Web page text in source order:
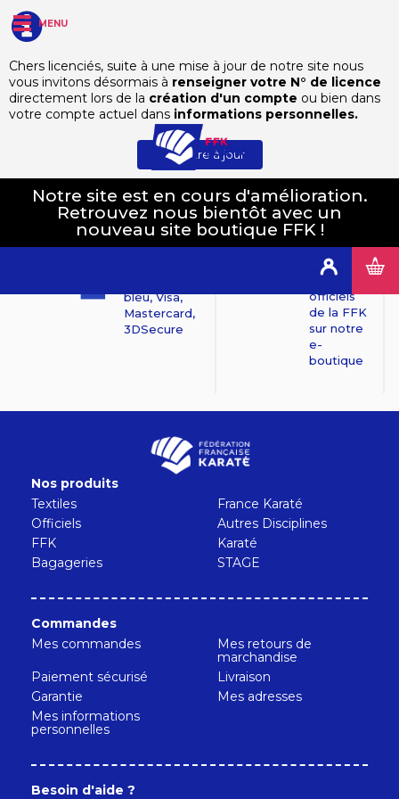
MENU
Chers licenciés, suite à une mise à jour de notre site nous
vous invitons désormais à renseigner votre N° de licence
directement lors de la création d'un compte ou bien dans
votre compte actuel dans informations personnelles.
Mettre à jour
Notre site est en cours d'amélioration.
Retrouvez nous bientôt avec un
nouveau site boutique FFK !
Connexion
Paiements
bleu, Visa,
Mastercard,
3DSecure
Produits
100%
officiels
Tous les
produits
officiels
de la FFK
sur notre
e-
boutique
Nos produits
Textiles
France Karaté
Officiels
Autres Disciplines
FFK
Karaté
Bagageries
STAGE
Commandes
Mes commandes
Mes retours de
marchandise
Paiement sécurisé
Livraison
Garantie
Mes adresses
Mes informations
personnelles
Besoin d'aide ?